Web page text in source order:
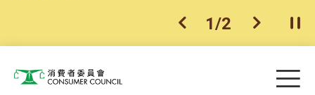
上一个
1/2 下一个开
消费者委员会 目